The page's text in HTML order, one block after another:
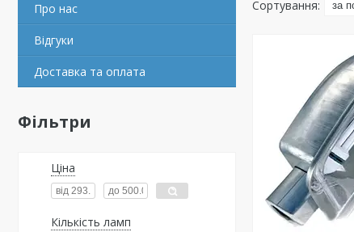
Про нас
Відгуки
Доставка та оплата
Фільтри
Ціна
Кількість ламп